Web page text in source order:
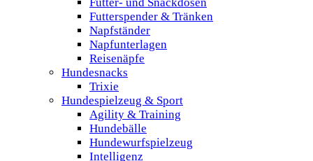
Futterspender & Tränken
Napfständer
Napfunterlagen
Reisenäpfe
Hundesnacks
Trixie
Hundespielzeug & Sport
Agility & Training
Hundebälle
Hundewurfspielzeug
Intelligenz